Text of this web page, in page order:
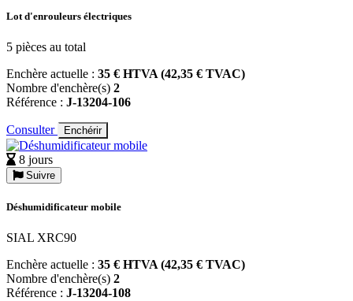
Lot d'enrouleurs électriques
5 pièces au total
Enchère actuelle : 35 € HTVA (42,35 € TVAC)
Nombre d'enchère(s) 2
Référence : J-13204-106
Consulter Enchérir
8 jours
Suivre
Déshumidificateur mobile
SIAL XRC90
Enchère actuelle : 35 € HTVA (42,35 € TVAC)
Nombre d'enchère(s) 2
Référence : J-13204-108